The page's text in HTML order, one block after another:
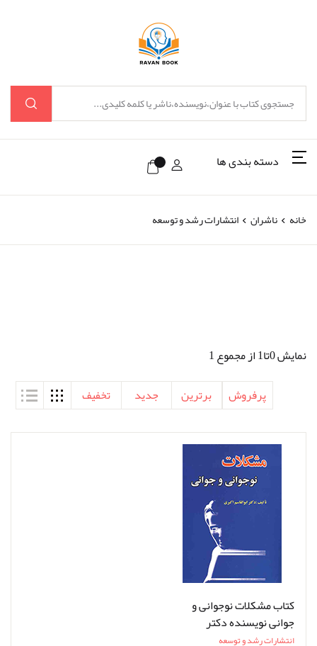
دسته بندی ها
خانه ناشران انتشارات رشد و توسعه
نمایش 0تا1 از مجموع 1
پرفروش
برترین جدید تخفیف
کتاب مشکلات نوجوانی و
جوانی نویسنده دکتر
ابوالقاسم اکبری
انتشارات رشد و توسعه